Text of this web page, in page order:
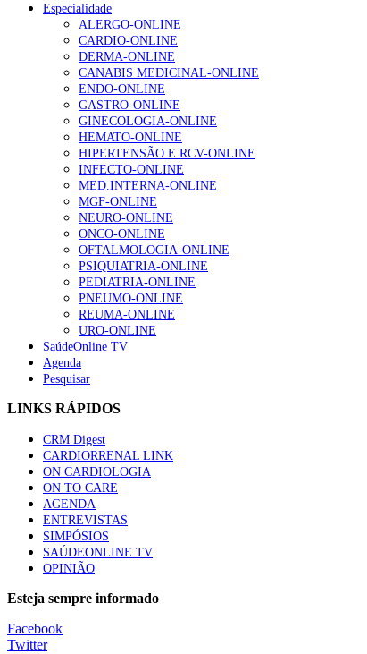
Alguns milhares de utentes podem ficar sem médico
175 visualizações
Quase quatro em cada dez doentes com enfarte
86 visualizações
“Os programas de rastreio do cancro do pulmão são
66 visualizações
Trodelvy aprovado para primeira linha no cancro da
61 visualizações
Especialistas defendem mais potássio na alimentação
57 visualizações
MAIS NOTÍCIAS
Sindicato acusa ULS São João de negar direitos de
Especialidade
ALERGO-ONLINE
CARDIO-ONLINE
DERMA-ONLINE
CANABIS MEDICINAL-ONLINE
ENDO-ONLINE
GASTRO-ONLINE
GINECOLOGIA-ONLINE
HEMATO-ONLINE
HIPERTENSÃO E RCV-ONLINE
INFECTO-ONLINE
MED.INTERNA-ONLINE
MGF-ONLINE
NEURO-ONLINE
ONCO-ONLINE
OFTALMOLOGIA-ONLINE
PSIQUIATRIA-ONLINE
PEDIATRIA-ONLINE
PNEUMO-ONLINE
REUMA-ONLINE
URO-ONLINE
SaúdeOnline TV
Agenda
Pesquisar
LINKS RÁPIDOS
CRM Digest
CARDIORRENAL LINK
ON CARDIOLOGIA
ON TO CARE
AGENDA
ENTREVISTAS
SIMPÓSIOS
SAÚDEONLINE.TV
OPINIÃO
Esteja sempre informado
Facebook
Twitter